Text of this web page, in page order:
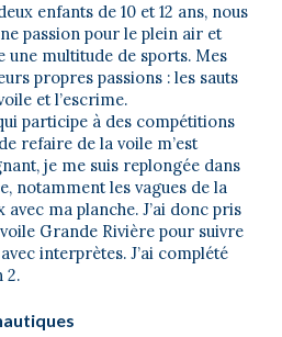
enfants de 10 et 12 ans, nous
passion pour le plein air et
une multitude de sports. Mes
propres passions : les sauts
et l’escrime.
participe à des compétitions
refaire de la voile m’est
je me suis replongée dans
notamment les vagues de la
ma planche. J’ai donc pris
Grande Rivière pour suivre
interprètes. J’ai complété
2.